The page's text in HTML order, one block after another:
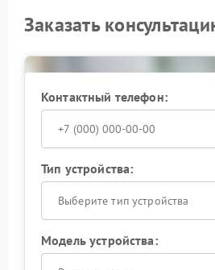
Заказать
Контактный телефон:
Тип устройства:
Выберите тип устройства
Модель устройства: